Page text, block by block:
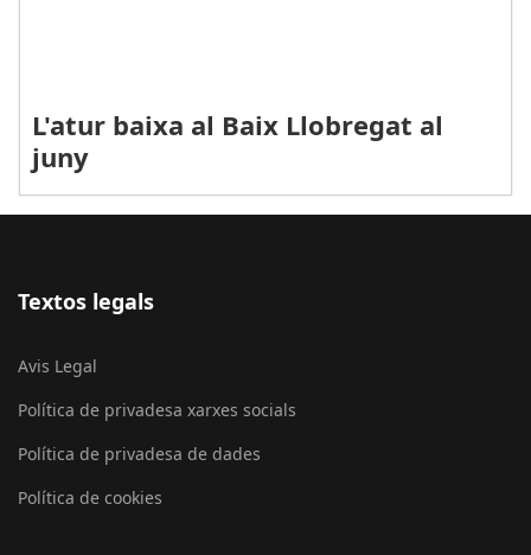
L'atur baixa al Baix Llobregat al
juny
Textos legals
Avis Legal
Política de privadesa xarxes socials
Política de privadesa de dades
Política de cookies